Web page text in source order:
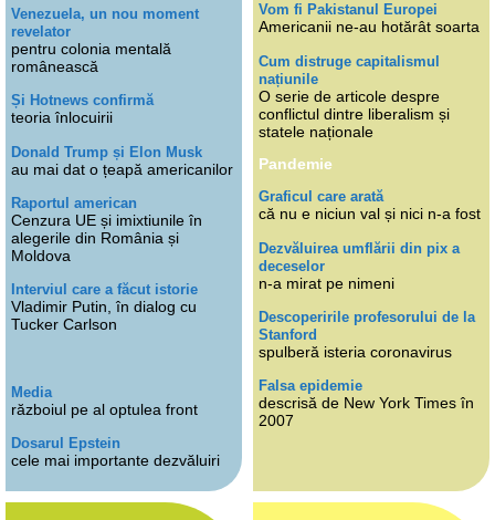
Venezuela, un nou moment
revelator
pentru colonia mentală
românească
Și Hotnews confirmă
teoria înlocuirii
Donald Trump și Elon Musk
au mai dat o țeapă americanilor
Raportul american
Cenzura UE și imixtiunile în
alegerile din România și
Moldova
Interviul care a făcut istorie
Vladimir Putin, în dialog cu
Tucker Carlson
Media
războiul pe al optulea front
Dosarul Epstein
cele mai importante dezvăluiri
Vom fi Pakistanul Europei
Americanii ne-au hotărât soarta
Cum distruge capitalismul
națiunile
O serie de articole despre
conflictul dintre liberalism și
statele naționale
Pandemie
Graficul care arată
că nu e niciun val și nici n-a fost
Dezvăluirea umflării din pix a
deceselor
n-a mirat pe nimeni
Descoperirile profesorului de la
Stanford
spulberă isteria coronavirus
Falsa epidemie
descrisă de New York Times în
2007